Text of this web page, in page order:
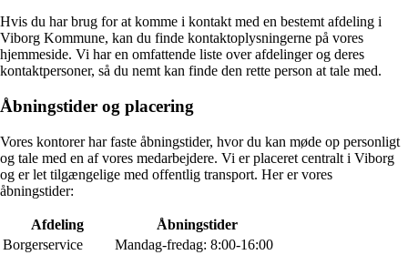
Hvis du har brug for at komme i kontakt med en bestemt afdeling i
Viborg Kommune, kan du finde kontaktoplysningerne på vores
hjemmeside. Vi har en omfattende liste over afdelinger og deres
kontaktpersoner, så du nemt kan finde den rette person at tale med.
Åbningstider og placering
Vores kontorer har faste åbningstider, hvor du kan møde op personligt
og tale med en af vores medarbejdere. Vi er placeret centralt i Viborg
og er let tilgængelige med offentlig transport. Her er vores
åbningstider:
Afdeling
Åbningstider
Borgerservice
Mandag-fredag: 8:00-16:00